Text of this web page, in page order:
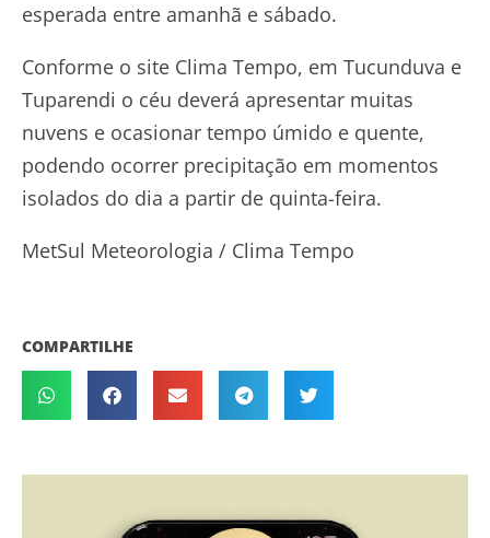
esperada entre amanhã e sábado.
Conforme o site Clima Tempo, em Tucunduva e
Tuparendi o céu deverá apresentar muitas
nuvens e ocasionar tempo úmido e quente,
podendo ocorrer precipitação em momentos
isolados do dia a partir de quinta-feira.
MetSul Meteorologia / Clima Tempo
COMPARTILHE